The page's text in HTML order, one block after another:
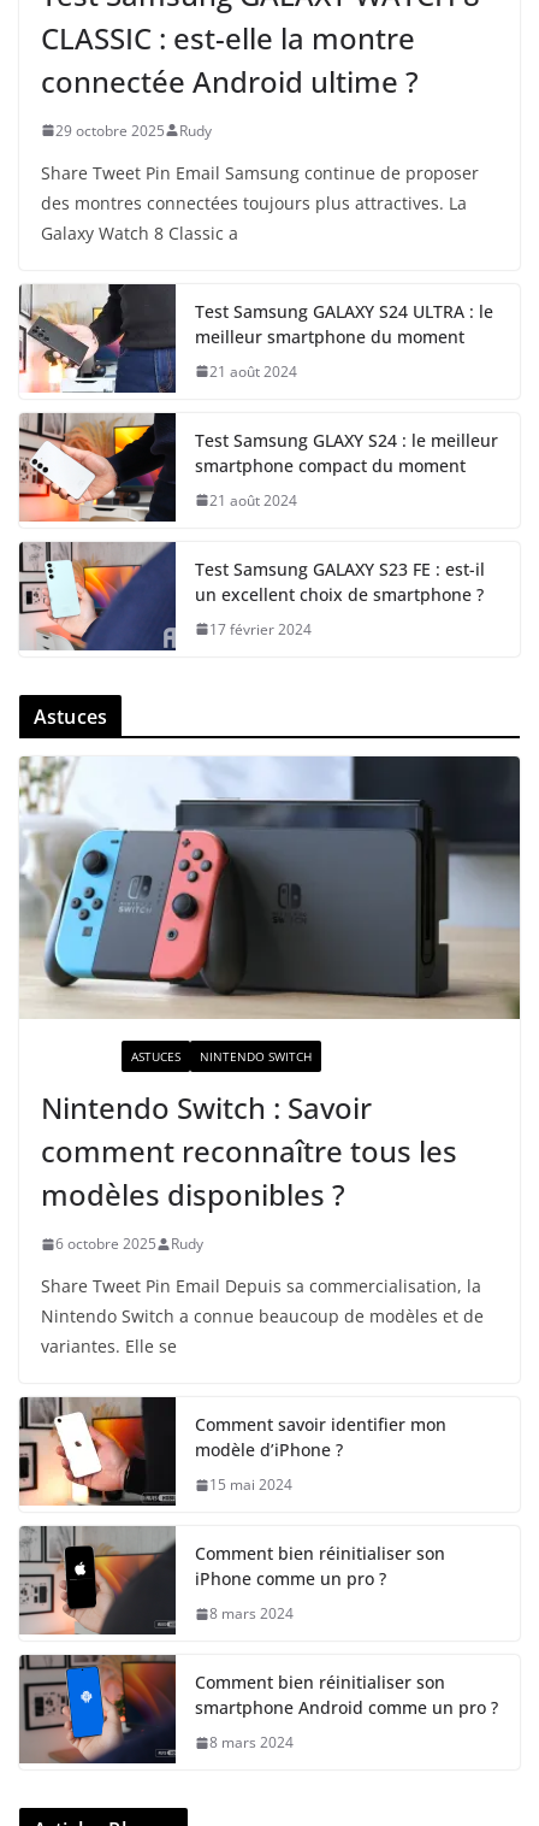
CLASSIC : est-elle la montre
connectée Android ultime ?
29 octobre 2025 Rudy
Share Tweet Pin Email Samsung continue de proposer
des montres connectées toujours plus attractives. La
Galaxy Watch 8 Classic a
Test Samsung GALAXY S24 ULTRA : le
meilleur smartphone du moment
21 août 2024
Test Samsung GLAXY S24 : le meilleur
smartphone compact du moment
21 août 2024
Test Samsung GALAXY S23 FE : est-il
un excellent choix de smartphone ?
17 février 2024
Astuces
ASTUCES NINTENDO SWITCH
Nintendo Switch : Savoir
comment reconnaître tous les
modèles disponibles ?
6 octobre 2025 Rudy
Share Tweet Pin Email Depuis sa commercialisation, la
Nintendo Switch a connue beaucoup de modèles et de
variantes. Elle se
Comment savoir identifier mon
modèle d’iPhone ?
15 mai 2024
Comment bien réinitialiser son
iPhone comme un pro ?
8 mars 2024
Comment bien réinitialiser son
smartphone Android comme un pro ?
8 mars 2024